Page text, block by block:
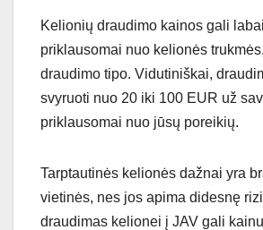
Kelionių draudimo kainos gali
priklausomai nuo kelionės
draudimo tipo. Vidutiniškai,
svyruoti nuo 20 iki 100 EUR už
priklausomai nuo jūsų poreikių.
Tarptautinės kelionės dažnai yra
vietinės, nes jos apima didesnę
draudimas kelionei į JAV gali